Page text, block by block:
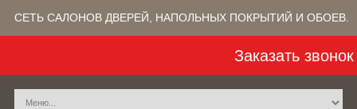
СЕТЬ САЛОНОВ ДВЕРЕЙ, НАПОЛЬНЫХ ПОКРЫТИЙ​ И ОБОЕВ.
Заказать звонок